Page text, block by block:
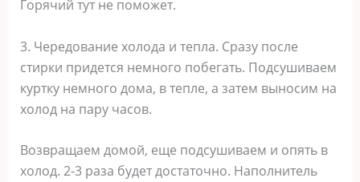
Горячий тут не поможет.
3. Чередование холода и тепла. Сразу после
стирки придется немного побегать. Подсушиваем
куртку немного дома, в тепле, а затем выносим на
холод на пару часов.
Возвращаем домой, еще подсушиваем и опять в
холод. 2-3 раза будет достаточно. Наполнитель